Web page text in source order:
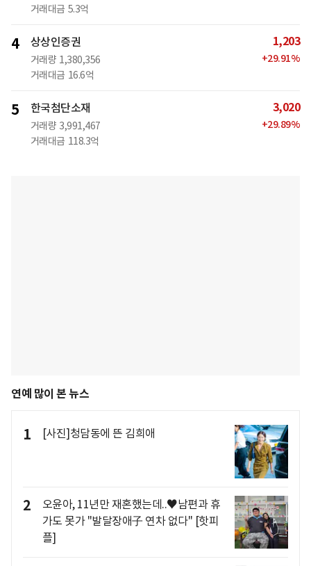
거래대금 5.3억
4 상상인증권
거래량 1,380,356
거래대금 16.6억
1,203
+29.91%
5 한국첨단소재
거래량 3,991,467
거래대금 118.3억
3,020
+29.89%
연예 많이 본 뉴스
1 [사진]청담동에 뜬 김희애
2
오윤아, 11년만 재혼했는데..♥남편과 휴
가도 못가 "발달장애子 연차 없다" [핫피
플]